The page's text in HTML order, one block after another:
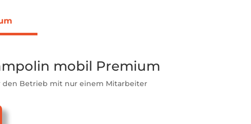
mobil Premium
den Betrieb mit nur einem Mitarbeiter